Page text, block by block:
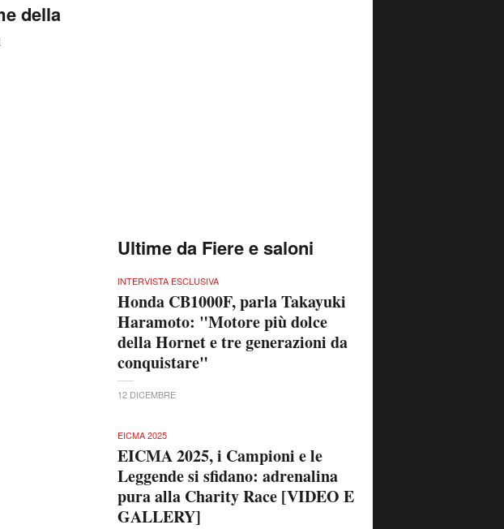
della
Ultime da Fiere e saloni
INTERVISTA ESCLUSIVA
Honda CB1000F, parla Takayuki
Haramoto: "Motore più dolce
della Hornet e tre generazioni da
conquistare"
12 DICEMBRE
EICMA 2025
EICMA 2025, i Campioni e le
Leggende si sfidano: adrenalina
pura alla Charity Race [VIDEO E
GALLERY]